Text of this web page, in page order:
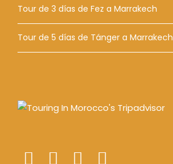
Tour de 3 días de Fez a Marrakech
Tour de 5 días de Tánger a Marrakech